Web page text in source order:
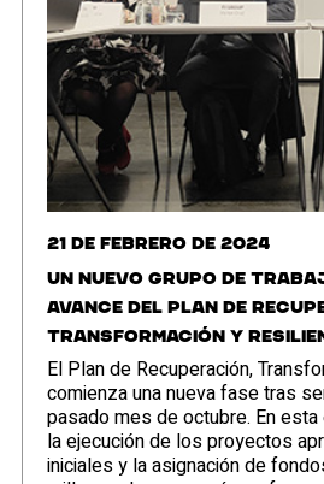
21 de febrero de 2024
Un nuevo Grupo de
avance del Plan de
Transformación y
El Plan de Recuperación,
comienza una nueva fase tras
pasado mes de octubre. En
la ejecución de los proyectos
iniciales y la asignación de